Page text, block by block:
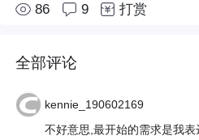
86 9 打赏
全部评论
kennie_190602169
不好意思,最开始的需求是我表